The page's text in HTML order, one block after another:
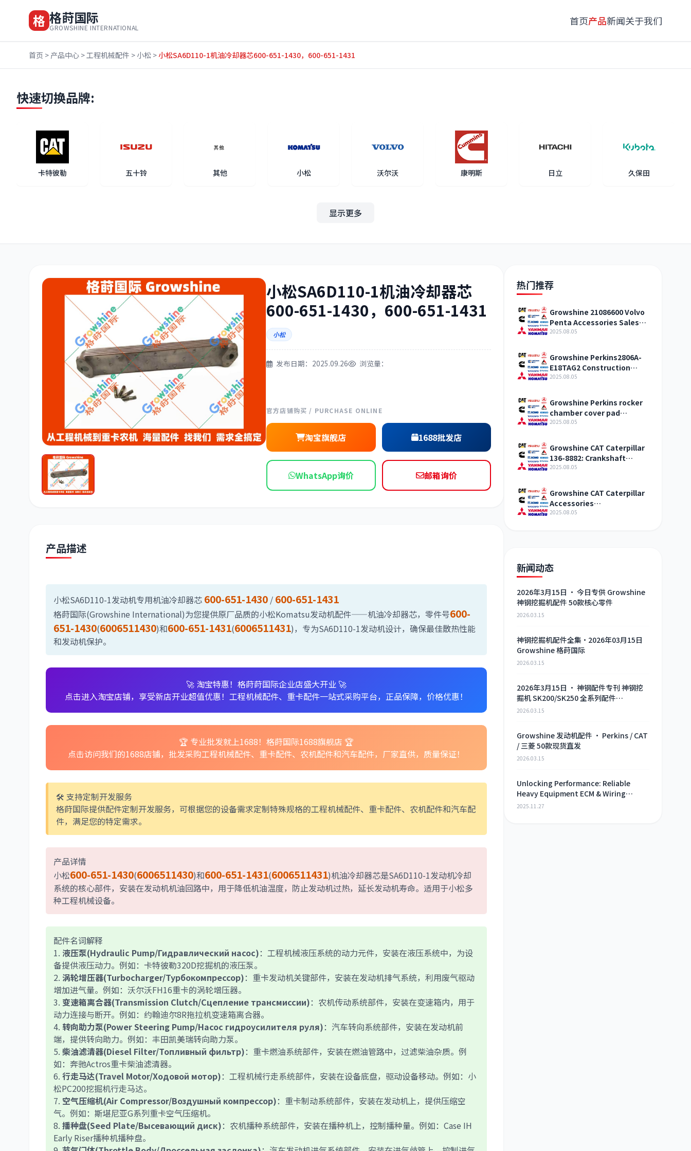
格 格莳国际
GROWSHINE INTERNATIONAL
首页产品新闻关于我们
首页 > 产品中心 >工程机械配件 > 小松 >小松SA6D110-1机油冷却器芯600-651-1430，600-651-1431
快速切换品牌:
卡特彼勒 五十铃 其他 小松 沃尔沃 康明斯 日立 久保田
斗山 卡尔玛 杰西博
丰田 约翰迪尔 山猫 上柴
潍柴 依维柯
显示更多
小松SA6D110-1机油冷却器芯
600-651-1430，600-651-1431
小松
发布日期：2025.09.26 浏览量：
官方店铺购买 / PURCHASE ONLINE
淘宝旗舰店 1688批发店
WhatsApp询价 邮箱询价
产品描述
小松SA6D110-1发动机专用机油冷却器芯 600-651-1430 / 600-651-1431
格莳国际(Growshine International)为您提供原厂品质的小松Komatsu发动机配件——机油冷却器芯，零件号600-
651-1430(6006511430)和600-651-1431(6006511431)，专为SA6D110-1发动机设计，确保最佳散热性能
和发动机保护。
🚀 淘宝特惠！格莳莳国际企业店盛大开业 🚀
点击进入淘宝店铺，享受新店开业超值优惠！工程机械配件、重卡配件一站式采购平台，正品保障，价格优惠！
🏆 专业批发就上1688！格莳国际1688旗舰店 🏆
点击访问我们的1688店铺，批发采购工程机械配件、重卡配件、农机配件和汽车配件，厂家直供，质量保证！
🛠️ 支持定制开发服务
格莳国际提供配件定制开发服务，可根据您的设备需求定制特殊规格的工程机械配件、重卡配件、农机配件和汽车配
件，满足您的特定需求。
产品详情
小松600-651-1430(6006511430)和600-651-1431(6006511431)机油冷却器芯是SA6D110-1发动机冷却
系统的核心部件，安装在发动机机油回路中，用于降低机油温度，防止发动机过热，延长发动机寿命。适用于小松多
种工程机械设备。
配件名词解释
1. 液压泵(Hydraulic Pump/Гидравлический насос)：工程机械液压系统的动力元件，安装在液压系统中，为设
备提供液压动力。例如：卡特彼勒320D挖掘机的液压泵。
2. 涡轮增压器(Turbocharger/Турбокомпрессор)：重卡发动机关键部件，安装在发动机排气系统，利用废气驱动
增加进气量。例如：沃尔沃FH16重卡的涡轮增压器。
3. 变速箱离合器(Transmission Clutch/Сцепление трансмиссии)：农机传动系统部件，安装在变速箱内，用于
动力连接与断开。例如：约翰迪尔8R拖拉机变速箱离合器。
4. 转向助力泵(Power Steering Pump/Насос гидроусилителя руля)：汽车转向系统部件，安装在发动机前
端，提供转向助力。例如：丰田凯美瑞转向助力泵。
5. 柴油滤清器(Diesel Filter/Топливный фильтр)：重卡燃油系统部件，安装在燃油管路中，过滤柴油杂质。例
如：奔驰Actros重卡柴油滤清器。
6. 行走马达(Travel Motor/Ходовой мотор)：工程机械行走系统部件，安装在设备底盘，驱动设备移动。例如：小
松PC200挖掘机行走马达。
7. 空气压缩机(Air Compressor/Воздушный компрессор)：重卡制动系统部件，安装在发动机上，提供压缩空
气。例如：斯堪尼亚G系列重卡空气压缩机。
8. 播种盘(Seed Plate/Высевающий диск)：农机播种系统部件，安装在播种机上，控制播种量。例如：Case IH
Early Riser播种机播种盘。
热门推荐
Growshine 21086600 Volvo
Penta Accessories Sales
Center
2025.08.05
Growshine Perkins2806A-
E18TAG2 Construction
Machinery Internal
Accessories
2025.08.05
Growshine Perkins rocker
chamber cover pad
T427303 construction
combustion engine
accessories
2025.08.05
Growshine CAT Caterpillar
136-8882: Crankshaft
assembly Engine agent
2025.08.05
Growshine CAT Caterpillar
Accessories
SPRING2746717 Auto Parts
2025.08.05
新闻动态
2026年3月15日 · 今日专供 Growshine
神钢挖掘机配件 50款核心零件
2026.03.15
神钢挖掘机配件全集·2026年03月15日
Growshine 格莳国际
2026.03.15
2026年3月15日 · 神钢配件专刊 神钢挖
掘机 SK200/SK250 全系列配件
Growshine 现货直供
2026.03.15
Growshine 发动机配件 · Perkins / CAT
/ 三菱 50款现货直发
2026.03.15
Unlocking Performance: Reliable
Heavy Equipment ECM & Wiring
Harness Alternatives
2025.11.27